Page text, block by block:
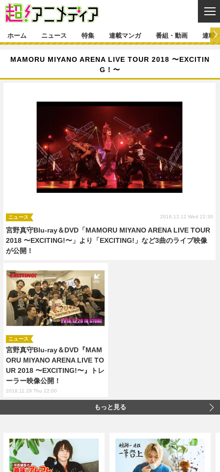
ニュース
グッズ イベント
声優 コスプレ
舞台 新帝スタ
特集
ラキりす
番組・動画一覧 ラジオ
動画
連載・ブログ
連載・ブログ一覧 コラム
編集部ブログ・お知らせ
ホーム ニュース 特集 連載マンガ 番組・動画 連載
MAMORU MIYANO ARENA LIVE TOUR 2018 〜EXCITIN
G！〜
宮野真守Blu-ray＆DVD「MAMORU MIYANO ARENA LIVE TOUR
2018 〜EXCITING!〜」より「EXCITING!」など3曲のライブ映像
が公開！
ニュース 2018.12.12 Wed 22:30
宮野真守Blu-ray＆DVD『MAM
ORU MIYANO ARENA LIVE TO
UR 2018 〜EXCITING!〜』トレ
ーラー映像公開！
ニュース
2018.11.29 Thu 22:00
もっと見る